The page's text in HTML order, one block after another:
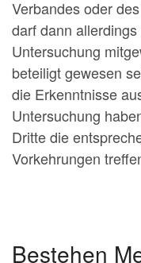
Verbandes oder
darf dann
Untersuchung
beteiligt gewesen
die Erkenntnisse
Untersuchung
Dritte die
Vorkehrungen
Bestehen